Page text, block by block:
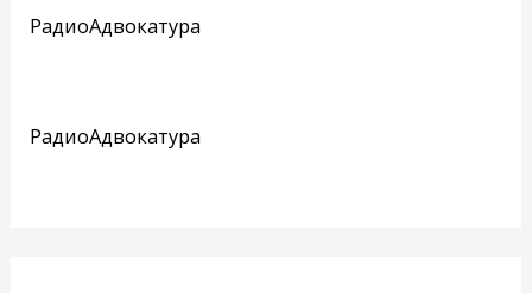
РадиоАдвокатура
РадиоАдвокатура